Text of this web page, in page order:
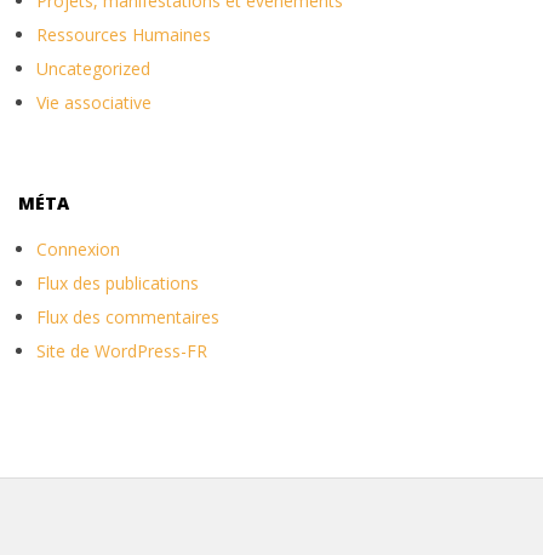
Ressources Humaines
Uncategorized
Vie associative
MÉTA
Connexion
Flux des publications
Flux des commentaires
Site de WordPress-FR